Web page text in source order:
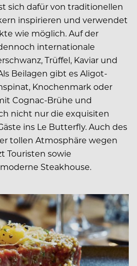
sich dafür von traditionellen
inspirieren und verwendet
wie möglich. Auf der
internationale
Trüffel, Kaviar und
Beilagen gibt es Aligot-
Knochenmark oder
Cognac-Brühe und
nicht nur die exquisiten
ins Le Butterfly. Auch des
tollen Atmosphäre wegen
Touristen sowie
Steakhouse.